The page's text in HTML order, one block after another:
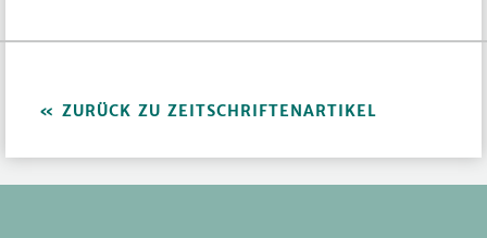
ZURÜCK ZU ZEITSCHRIFTENARTIKEL